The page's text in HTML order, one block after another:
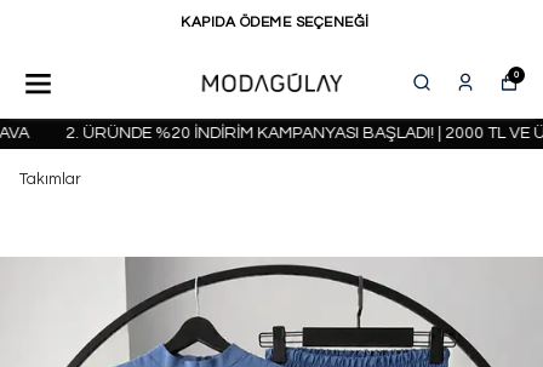
KAPIDA ÖDEME SEÇENEĞİ
0
2. ÜRÜNDE %20 İNDİRİM KAMPANYASI BAŞLADI! | 2000 TL VE
Takımlar